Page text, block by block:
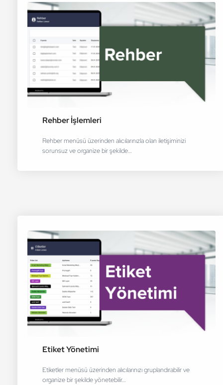
Rehber İşlemleri
Rehber menüsü üzerinden alıcılarınızla olan iletişiminizi
sorunsuz ve organize bir şekilde…
Etiket Yönetimi
Etiketler menüsü üzerinden alıcılarınızı gruplandırabilir ve
organize bir şekilde yönetebilir…